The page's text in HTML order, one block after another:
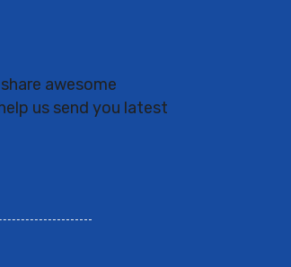
awesome
us send you latest